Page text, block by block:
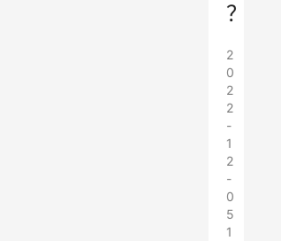
？
2
0
2
2
-
1
2
-
0
5
1